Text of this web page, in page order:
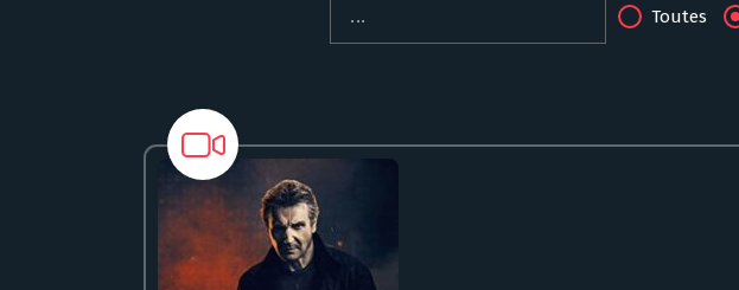
Toutes